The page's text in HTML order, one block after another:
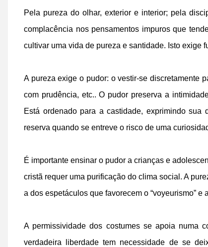
Pela pureza do olhar, exterior e interior; pela
complacência nos pensamentos impuros que
cultivar uma vida de pureza e santidade. Isto exige
A pureza exige o pudor: o vestir-se discretamente
com prudência, etc.. O pudor preserva a
Está ordenado para a castidade, exprimindo
reserva quando se entreve o risco de uma
É importante ensinar o pudor a crianças e
cristã requer uma purificação do clima social. A
a dos espetáculos que favorecem o “voyeurismo” e
A permissividade dos costumes se apoia numa
verdadeira liberdade tem necessidade de se